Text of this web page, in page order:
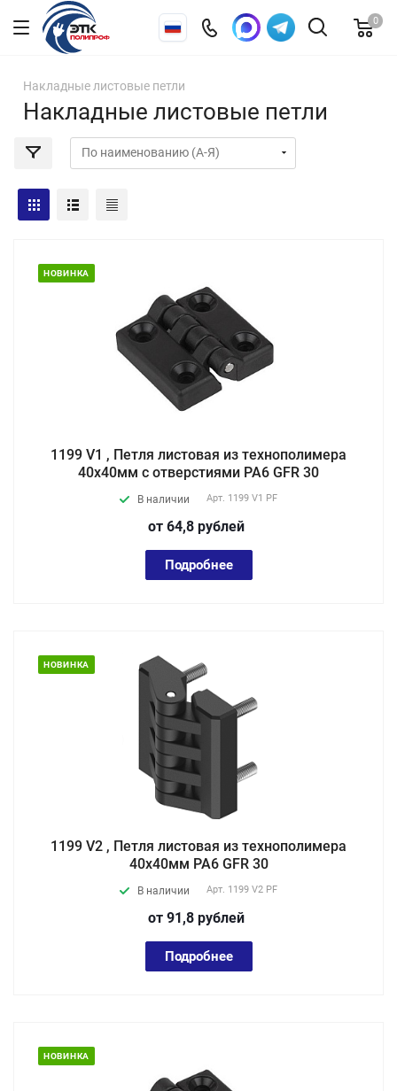
0
Накладные листовые петли
Накладные листовые петли
НОВИНКА
1199 V1 , Петля листовая из технополимера
40х40мм с отверстиями PA6 GFR 30
В наличии Арт. 1199 V1 PF
от 64,8 рублей
Подробнее
НОВИНКА
1199 V2 , Петля листовая из технополимера
40х40мм PA6 GFR 30
В наличии Арт. 1199 V2 PF
от 91,8 рублей
Подробнее
НОВИНКА